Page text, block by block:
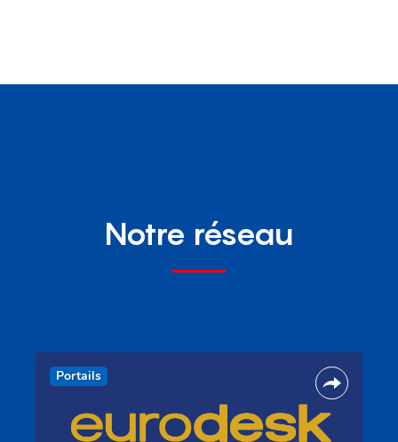
Notre réseau
Portails